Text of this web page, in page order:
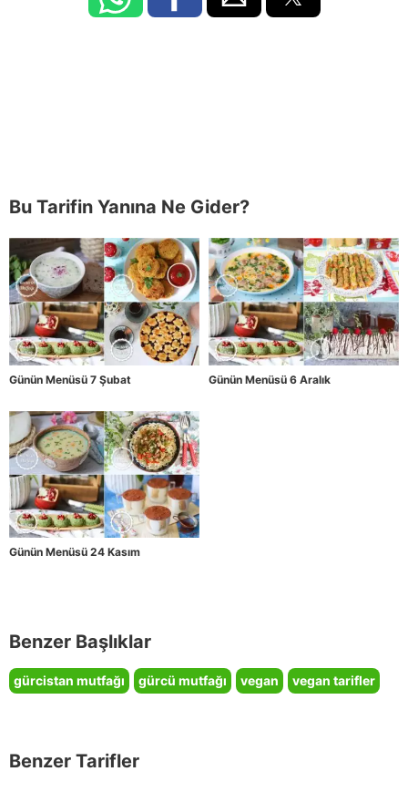
Bu Tarifin Yanına Ne Gider?
Günün Menüsü 7 Şubat Günün Menüsü 6 Aralık
Günün Menüsü 24 Kasım
Benzer Başlıklar
gürcistan mutfağı gürcü mutfağı vegan vegan tarifler
Benzer Tarifler